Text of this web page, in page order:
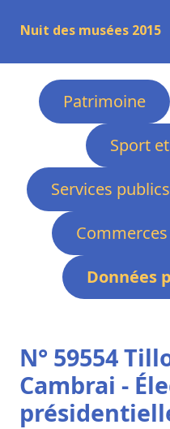
Nuit des musées 2015
Patrimoine
Sport
Services publics
Données
N° 59554
Cambrai -